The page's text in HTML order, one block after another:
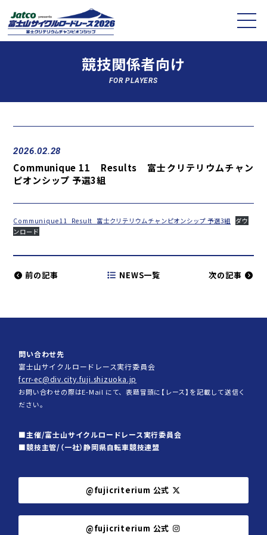
競技関係者向け
FOR PLAYERS
2026.02.28
Communique 11 Results 富士クリテリウムチャン
ピオンシップ 予選3組
Communique11_Result_富士クリテリウムチャンピオンシップ 予選3組
ダウ
ンロード
前の記事 NEWS一覧 次の記事
問い合わせ先
富士山サイクルロードレース実行委員会
fcrr-ec@div.city.fuji.shizuoka.jp
お問い合わせの際はE-Mail にて、表題冒頭に【レース】を記載して送信く
ださい。
主催/富士山サイクルロードレース実行委員会
競技主管/（一社）静岡県自転車競技連盟
@fujicriterium 公式
@fujicriterium 公式